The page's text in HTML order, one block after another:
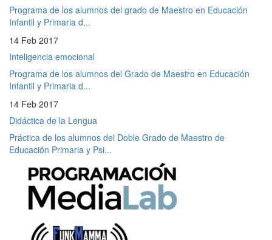
Programa de los alumnos del grado de Maestro en Educación
Infantil y Primaria d...
14 Feb 2017
Inteligencia emocional
Programa de los alumnos del Grado de Maestro en Educación
Infantil y Primaria d...
14 Feb 2017
Didáctica de la Lengua
Práctica de los alumnos del Doble Grado de Maestro de
Educación Primaria y Psi...